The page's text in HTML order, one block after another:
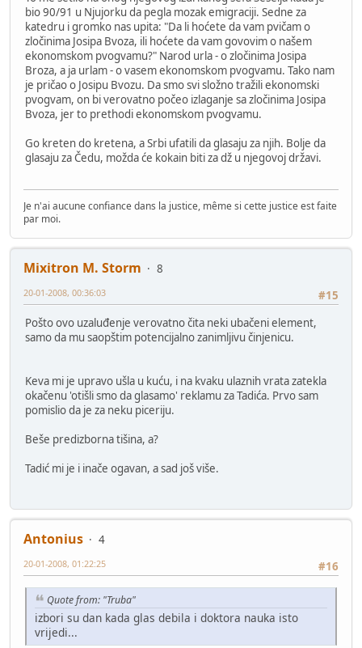
bio 90/91 u Njujorku da pegla mozak emigraciji. Sedne za
katedru i gromko nas upita: "Da li hoćete da vam pvičam o
zločinima Josipa Bvoza, ili hoćete da vam govovim o našem
ekonomskom pvogvamu?" Narod urla - o zločinima Josipa
Broza, a ja urlam - o vasem ekonomskom pvogvamu. Tako nam
je pričao o Josipu Bvozu. Da smo svi složno tražili ekonomski
pvogvam, on bi verovatno počeo izlaganje sa zločinima Josipa
Bvoza, jer to prethodi ekonomskom pvogvamu.
Go kreten do kretena, a Srbi ufatili da glasaju za njih. Bolje da
glasaju za Čedu, možda će kokain biti za dž u njegovoj državi.
Je n'ai aucune confiance dans la justice, même si cette justice est faite
par moi.
Mixitron M. Storm
8
#15
20-01-2008, 00:36:03
Pošto ovo uzaluđenje verovatno čita neki ubačeni element,
samo da mu saopštim potencijalno zanimljivu činjenicu.
Keva mi je upravo ušla u kuću, i na kvaku ulaznih vrata zatekla
okačenu 'otišli smo da glasamo' reklamu za Tadića. Prvo sam
pomislio da je za neku piceriju.
Beše predizborna tišina, a?
Tadić mi je i inače ogavan, a sad još više.
Antonius
4
#16
20-01-2008, 01:22:25
Quote from: "Truba"
izbori su dan kada glas debila i doktora nauka isto
vrijedi...